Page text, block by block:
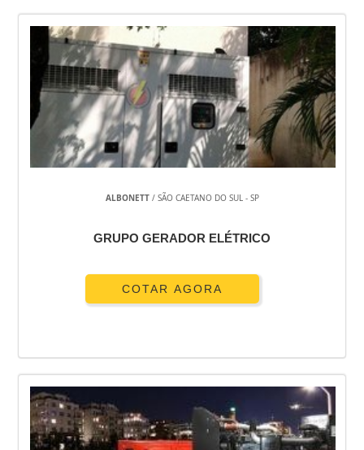
GERADOR DE ENERGIA PARA CONDOMÍNIO SP
GERADOR DE ENERGIA PARA COMÉRCIO
GERADOR DE ENERGIA PARA COMÉRCIO SP
GERADOR DE ENERGIA PARA CASA
GERADOR DE ENERGIA PARA ALUGUEL
GERADOR DE ENERGIA PARA ALUGUEL SÃO PAULO
GERADOR DE ENERGIA ONDE COMPRAR
GERADOR DE ENERGIA MOVIDO A VAPOR
GERADOR DE ENERGIA MAIS BARATO
GERADOR DE ENERGIA INDUSTRIAL
GERADOR DE ENERGIA INDUSTRIAL SP
GERADOR DE ENERGIA HONDA
GERADOR DE ENERGIA HONDA SILENCIOSO
GERADOR DE ENERGIA HONDA PREÇO
GERADOR DE ENERGIA HONDA PORTÁTIL
GERADOR DE ENERGIA HONDA A DIESEL
ALBONETT/ SÃO CAETANO DO SUL - SP
GRUPO GERADOR ELÉTRICO
COTAR AGORA